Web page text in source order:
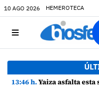
10 AGO 2026 HEMEROTECA
13:46 h.Yaiza asfalta esta semana el primer